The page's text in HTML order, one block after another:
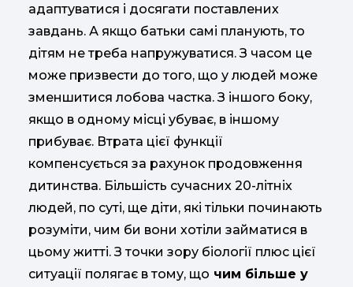
адаптуватися і досягати поставлених
завдань. А якщо батьки самі планують, то
дітям не треба напружуватися. З часом це
може призвести до того, що у людей може
зменшитися лобова частка. З іншого боку,
якщо в одному місці убуває, в іншому
прибуває. Втрата цієї функції
компенсується за рахунок продовження
дитинства. Більшість сучасних 20-літніх
людей, по суті, ще діти, які тільки починають
розуміти, чим би вони хотіли займатися в
цьому житті. З точки зору біології плюс цієї
ситуації полягає в тому, що чим більше у